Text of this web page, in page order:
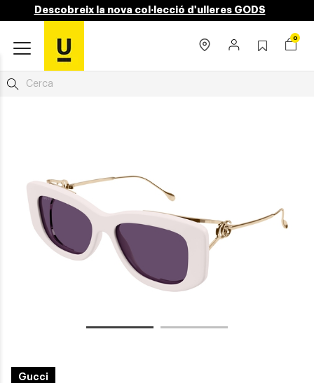
Descobreix la nova col·lecció d'ulleres GODS
0
Gucci